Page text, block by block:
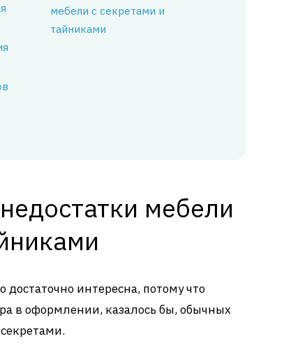
мебели с секретами и
тайниками
мебели
интересна, потому что
в оформлении, казалось бы, обычных